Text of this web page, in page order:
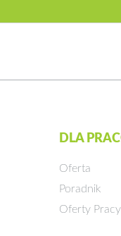
DLA
Oferta
Poradnik
Oferty Pracy